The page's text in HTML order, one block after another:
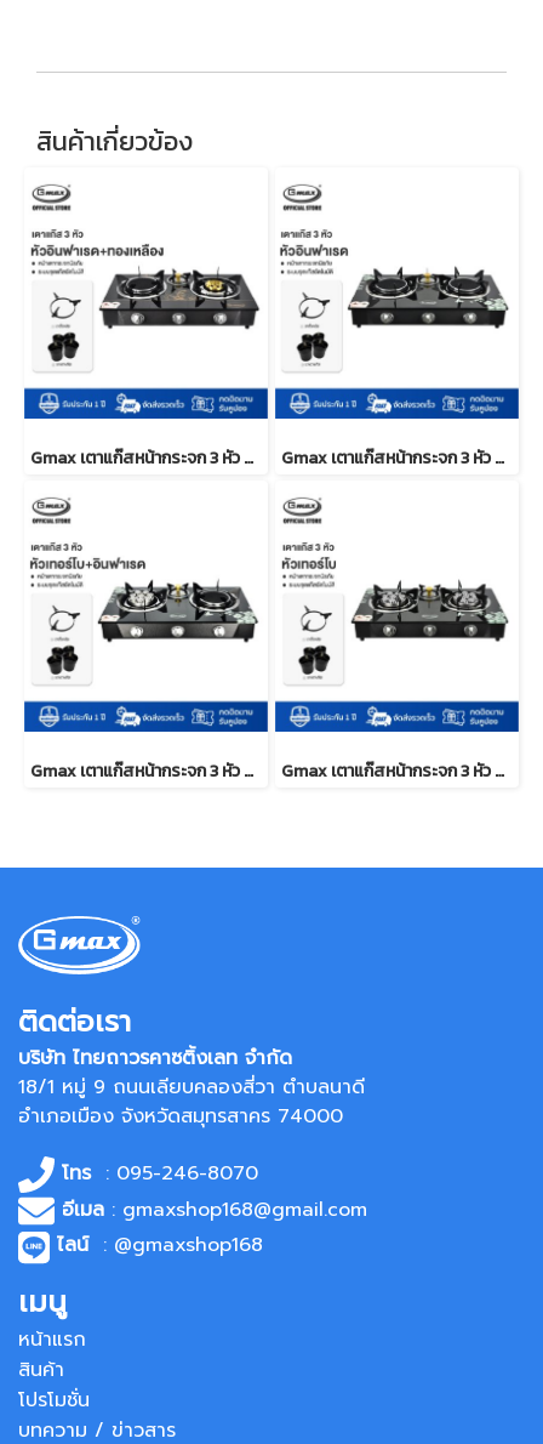
สินค้าเกี่ยวข้อง
Gmax เตาแก๊สหน้ากระจก 3 หัว หัวเตาผสม รุ่น GL-703A Gmax เตาแก๊สหน้ากระจก 3 หัว หัวอินฟราเรด ไฟแรง รุ่น GL-703I
Gmax เตาแก๊สหน้ากระจก 3 หัว หัวเตาผสม รุ่น GL-703IB Gmax เตาแก๊สหน้ากระจก 3 หัว หัวเทอร์โบ ไฟแรง รุ่น GL-703B
ติดต่อเรา
บริษัท ไทยถาวรคาซติ้งเลท จำกัด
18/1 หมู่ 9 ถนนเลียบคลองสี่วา ตำบลนาดี
อำเภอเมือง จังหวัดสมุทรสาคร 74000
โทร : 095-246-8070
อีเมล : gmaxshop168@gmail.com
ไลน์: @gmaxshop168
เมนู
หน้าแรก
สินค้า
โปรโมชั่น
บทความ / ข่าวสาร